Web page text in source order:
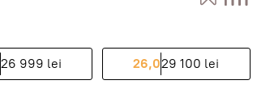
26 999 lei 26,029 100 lei